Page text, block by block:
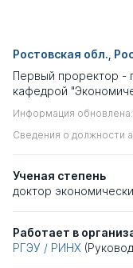
Ростовская обл.,
Первый проректор -
кафедрой
Информация обновлена:
Сведения о должности
Ученая степень
доктор
Работает в
РГЭУ / РИНХ